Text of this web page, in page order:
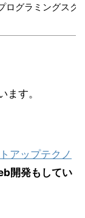
ログラミングスク
ます。
アップテクノ
開発もしてい